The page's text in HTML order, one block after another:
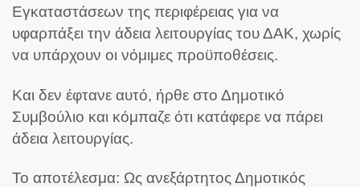
Εγκαταστάσεων της περιφέρειας για να
υφαρπάξει την άδεια λειτουργίας του ΔΑΚ, χωρίς
να υπάρχουν οι νόμιμες προϋποθέσεις.
Και δεν έφτανε αυτό, ήρθε στο Δημοτικό
Συμβούλιο και κόμπαζε ότι κατάφερε να πάρει
άδεια λειτουργίας.
Το αποτέλεσμα: Ως ανεξάρτητος Δημοτικός